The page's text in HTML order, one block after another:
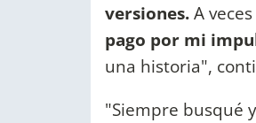
versiones.A
pago por mi
una historia",
"Siempre busqué